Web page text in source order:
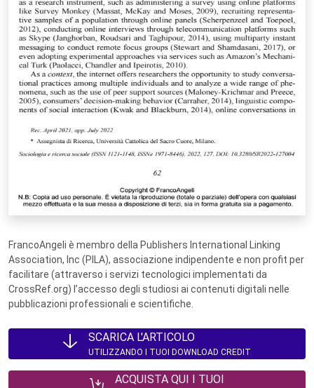
FrancoAngeli è membro della Publishers International Linking
Association, Inc (PILA), associazione indipendente e non profit per
facilitare (attraverso i servizi tecnologici implementati da
CrossRef.org) l’accesso degli studiosi ai contenuti digitali nelle
pubblicazioni professionali e scientifiche.
SCARICA L'ARTICOLO
UTILIZZANDO I TUOI DOWNLOAD CREDIT
ACQUISTA QUI I TUOI